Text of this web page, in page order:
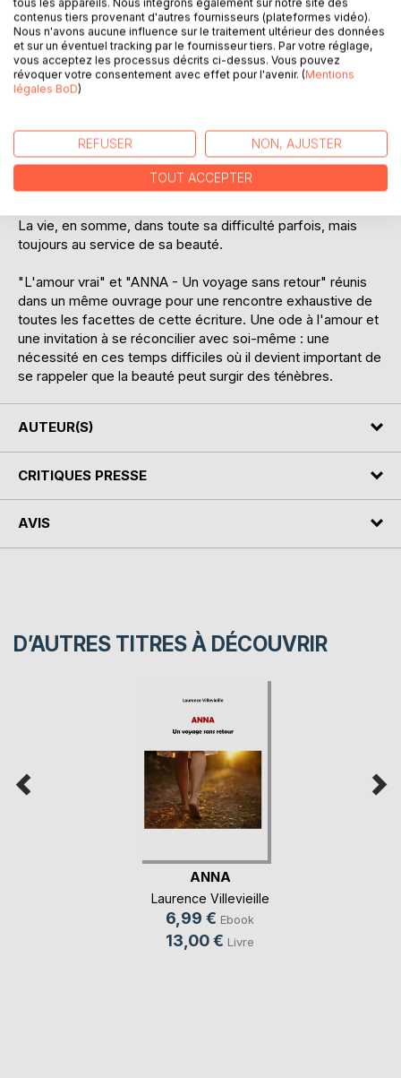
mère qui n'ont pas pu construire le lien d 'amour que cette
relation propose et qui, pourtant, n'a rien d'évident parfois.
Nos blessures intimes peuvent générer une telle difficulté à
Être qu'il devient impossible d'accueillir l'autre : les liens du
sang éveillent autant l'amour que la souffrance.
Deux femmes, des hommes qui les relient et les séparent :
toute une constellation d'êtres se répondant les uns, les
autres, dans un jeu de miroirs qui n'a d'autre finalité que de
permettre à chacun de se révéler.
La vie, en somme, dans toute sa difficulté parfois, mais
toujours au service de sa beauté.
"L'amour vrai" et "ANNA - Un voyage sans retour" réunis
dans un même ouvrage pour une rencontre exhaustive de
toutes les facettes de cette écriture. Une ode à l'amour et
une invitation à se réconcilier avec soi-même : une
nécessité en ces temps difficiles où il devient important de
se rappeler que la beauté peut surgir des ténèbres.
AUTEUR(S)
CRITIQUES PRESSE
AVIS
D’AUTRES TITRES À DÉCOUVRIR
ANNA
Laurence Villevieille
6,99 € Ebook
13,00 € Livre
tous les appareils. Nous intégrons également sur notre site des
contenus tiers provenant d'autres fournisseurs (plateformes vidéo).
Nous n'avons aucune influence sur le traitement ultérieur des données
et sur un éventuel tracking par le fournisseur tiers. Par votre réglage,
vous acceptez les processus décrits ci-dessus. Vous pouvez
révoquer votre consentement avec effet pour l'avenir. (Mentions
légales BoD)
REFUSER NON, AJUSTER
TOUT ACCEPTER